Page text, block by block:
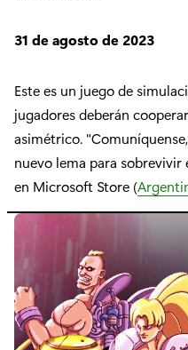
31 de agosto de 2023
Este es un juego de
jugadores deberán
asimétrico.
nuevo lema para sobrevivir
en Microsoft Store (